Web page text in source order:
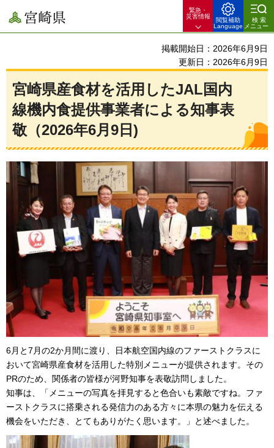
宮崎県
緊急・
災害情報
閲覧補助
Language
検索
メニュー
掲載開始日：2026年6月9日
更新日：2026年6月9日
宮崎県産食材を活用したJAL国内
線機内食提供事業者による知事表
敬（2026年6月9日)
6月と7月の2か月間に渡り、日本航空国内線のファーストクラスに
おいて宮崎県産食材を活用した特別メニューが提供されます。その
PRのため、関係者の皆様が河野知事を表敬訪問しました。
知事は、「メニューの写真を拝見すると色合いも素敵ですね。ファ
ーストクラスに搭乗される発信力のある方々に本県の魅力を伝える
機会をいただき、とてもありがたく思います。」と述べました。